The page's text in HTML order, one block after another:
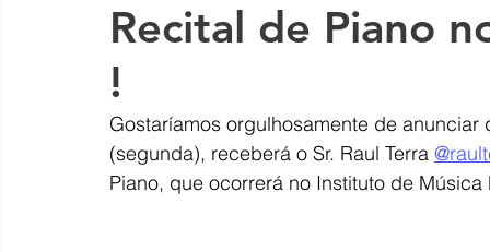
Recital de Piano
!
Gostaríamos orgulhosamente de
(segunda), receberá o Sr. Raul Terra
Piano, que ocorrerá no Instituto de